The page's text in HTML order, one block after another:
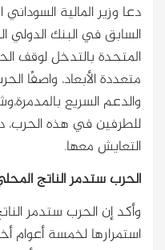
دعا وزير المالية
السابق في البنك الدولي
المتحدة بالتدخل لوقف
متعددة الأبعاد، واصفًا
والدعم السريع
للطرفين في هذه الحرب،
التعايش معها.
الحرب ستدمر الناتج المحلي 66